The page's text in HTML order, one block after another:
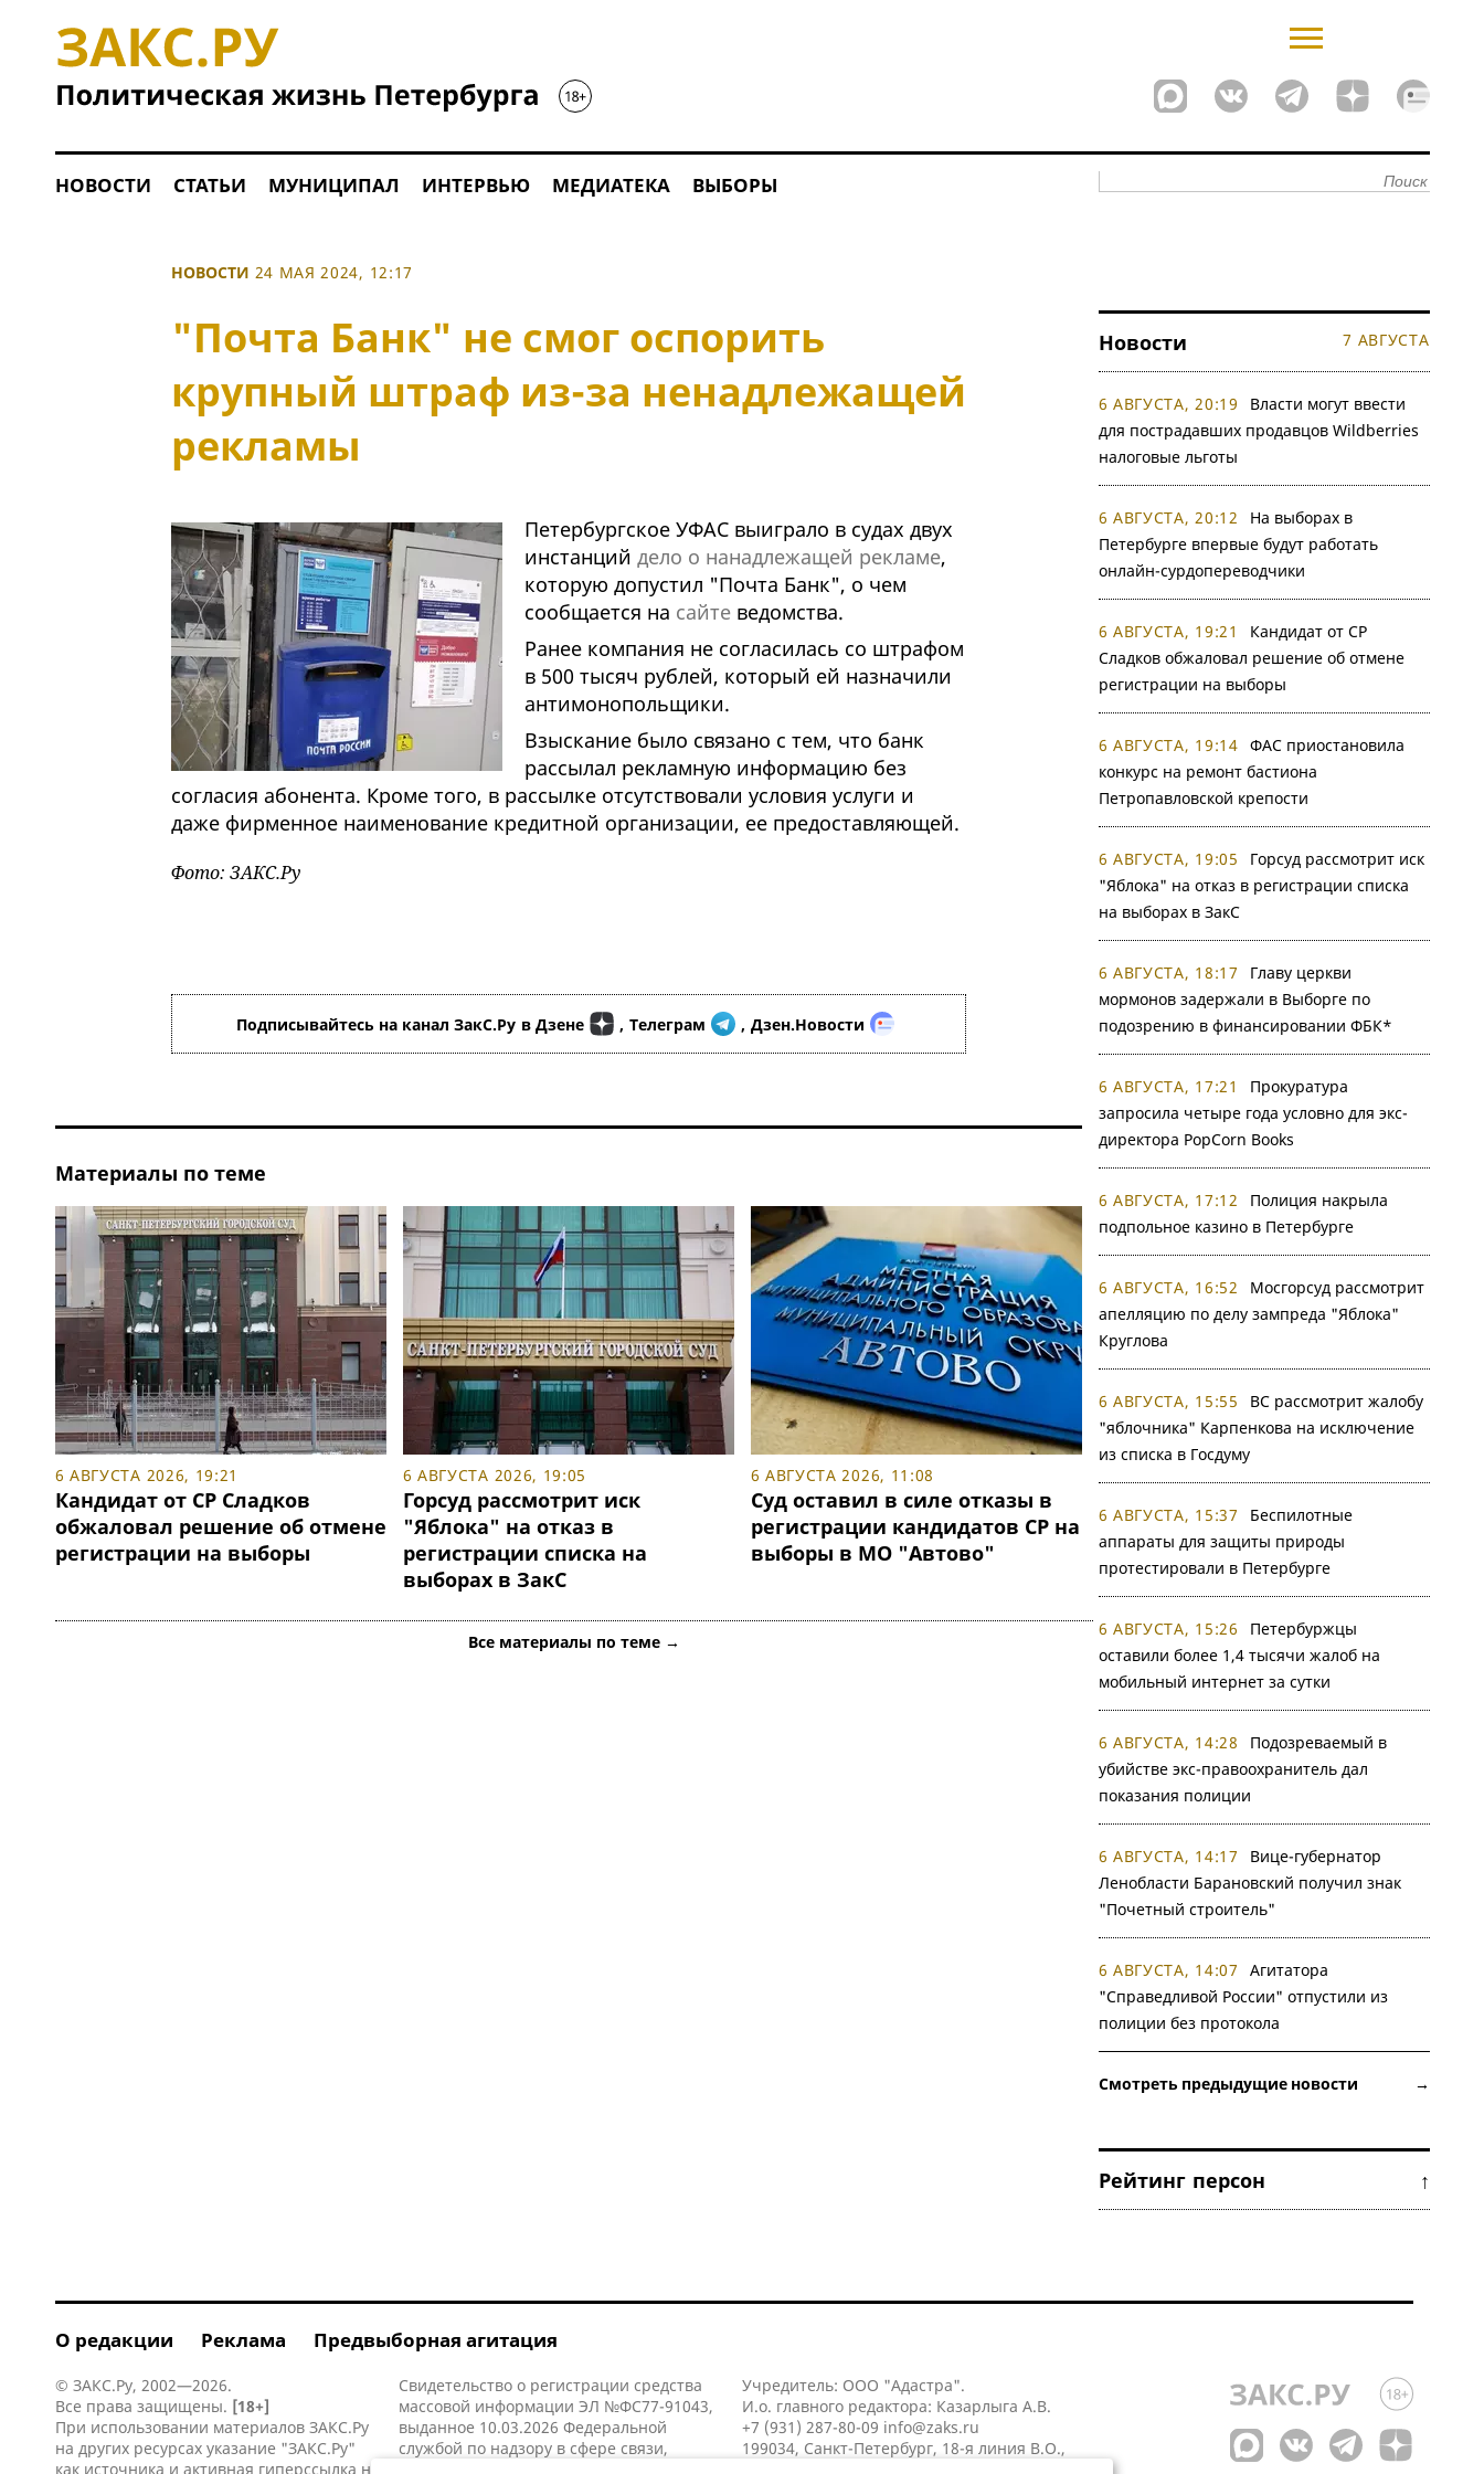
НОВОСТИ СТАТЬИ МУНИЦИПАЛ ИНТЕРВЬЮ МЕДИАТЕКА ВЫБОРЫ
НОВОСТИ 24 МАЯ 2024, 12:17
"Почта Банк" не смог оспорить
крупный штраф из-за ненадлежащей
рекламы
Петербургское УФАС выиграло в судах двух
инстанций дело о нанадлежащей рекламе,
которую допустил "Почта Банк", о чем
сообщается на сайтеведомства.
Ранее компания не согласилась со штрафом
в 500 тысяч рублей, который ей назначили
антимонопольщики.
Взыскание было связано с тем, что банк
рассылал рекламную информацию без
согласия абонента. Кроме того, в рассылке отсутствовали условия услуги и
даже фирменное наименование кредитной организации, ее предоставляющей.
Фото: ЗАКС.Ру
Подписывайтесь на канал ЗакС.Ру в Дзене , Телеграм , Дзен.Новости
Материалы по теме
6 АВГУСТА 2026, 19:21
Кандидат от СР Сладков
обжаловал решение об отмене
регистрации на выборы
6 АВГУСТА 2026, 19:05
Горсуд рассмотрит иск
"Яблока" на отказ в
регистрации списка на
выборах в ЗакС
6 АВГУСТА 2026, 11:08
Суд оставил в силе отказы в
регистрации кандидатов СР на
выборы в МО "Автово"
Все материалы по теме →
Новости 7 АВГУСТА
6 АВГУСТА, 20:19
Власти могут ввести
для пострадавших продавцов Wildberries
налоговые льготы
6 АВГУСТА, 20:12
На выборах в
Петербурге впервые будут работать
онлайн-сурдопереводчики
6 АВГУСТА, 19:21
Кандидат от СР
Сладков обжаловал решение об отмене
регистрации на выборы
6 АВГУСТА, 19:14 ФАС приостановила
конкурс на ремонт бастиона
Петропавловской крепости
6 АВГУСТА, 19:05
Горсуд рассмотрит иск
"Яблока" на отказ в регистрации списка
на выборах в ЗакС
6 АВГУСТА, 18:17
Главу церкви
мормонов задержали в Выборге по
подозрению в финансировании ФБК*
6 АВГУСТА, 17:21
Прокуратура
запросила четыре года условно для экс-
директора PopCorn Books
6 АВГУСТА, 17:12
Полиция накрыла
подпольное казино в Петербурге
6 АВГУСТА, 16:52
Мосгорсуд рассмотрит
апелляцию по делу зампреда "Яблока"
Круглова
6 АВГУСТА, 15:55
ВС рассмотрит жалобу
"яблочника" Карпенкова на исключение
из списка в Госдуму
6 АВГУСТА, 15:37
Беспилотные
аппараты для защиты природы
протестировали в Петербурге
6 АВГУСТА, 15:26
Петербуржцы
оставили более 1,4 тысячи жалоб на
мобильный интернет за сутки
6 АВГУСТА, 14:28
Подозреваемый в
убийстве экс-правоохранитель дал
показания полиции
6 АВГУСТА, 14:17
Вице-губернатор
Ленобласти Барановский получил знак
"Почетный строитель"
6 АВГУСТА, 14:07
Агитатора
"Справедливой России" отпустили из
полиции без протокола
Смотреть предыдущие новости →
Рейтинг персон ↑
О редакции Реклама Предвыборная агитация
© ЗАКС.Ру, 2002—2026.
Все права защищены. [18+]
При использовании материалов ЗАКС.Ру
на других ресурсах указание "ЗАКС.Ру"
как источника и активная гиперссылка на
Свидетельство о регистрации средства
массовой информации ЭЛ №ФС77-91043,
выданное 10.03.2026 Федеральной
службой по надзору в сфере связи,
Учредитель: ООО "Адастра".
И.о. главного редактора: Казарлыга А.В.
+7 (931) 287-80-09 info@zaks.ru
199034, Санкт-Петербург, 18-я линия В.О.,